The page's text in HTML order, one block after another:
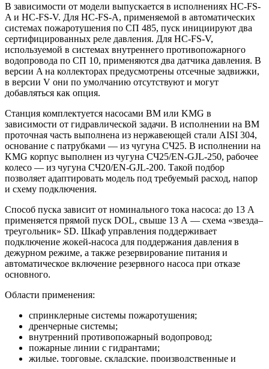
В зависимости от модели выпускается в исполнениях HC-FS-
A и HC-FS-V. Для HC-FS-A, применяемой в автоматических
системах пожаротушения по СП 485, пуск инициируют два
сертифицированных реле давления. Для HC-FS-V,
используемой в системах внутреннего противопожарного
водопровода по СП 10, применяются два датчика давления. В
версии A на коллекторах предусмотрены отсечные задвижки,
в версии V они по умолчанию отсутствуют и могут
добавляться как опция.
Станция комплектуется насосами BM или KMG в
зависимости от гидравлической задачи. В исполнении на BM
проточная часть выполнена из нержавеющей стали AISI 304,
основание с патрубками — из чугуна СЧ25. В исполнении на
KMG корпус выполнен из чугуна СЧ25/EN-GJL-250, рабочее
колесо — из чугуна СЧ20/EN-GJL-200. Такой подбор
позволяет адаптировать модель под требуемый расход, напор
и схему подключения.
Способ пуска зависит от номинального тока насоса: до 13 А
применяется прямой пуск DOL, свыше 13 А — схема «звезда–
треугольник» SD. Шкаф управления поддерживает
подключение жокей-насоса для поддержания давления в
дежурном режиме, а также резервирование питания и
автоматическое включение резервного насоса при отказе
основного.
Области применения:
спринклерные системы пожаротушения;
дренчерные системы;
внутренний противопожарный водопровод;
пожарные линии с гидрантами;
жилые, торговые, складские, производственные и